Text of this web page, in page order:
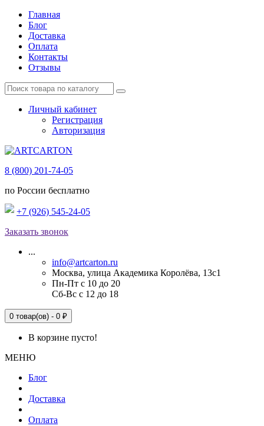
Главная
Блог
Доставка
Оплата
Контакты
Отзывы
Личный кабинет
Регистрация
Авторизация
8 (800) 201-74-05
по России бесплатно
+7 (926) 545-24-05
Заказать звонок
...
info@artcarton.ru
Москва, улица Академика Королёва, 13с1
Пн-Пт с 10 до 20
Сб-Вс с 12 до 18
0 товар(ов) - 0 ₽
В корзине пусто!
МЕНЮ
Блог
Доставка
Оплата